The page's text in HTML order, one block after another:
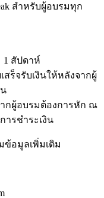
สำหรับผู้อบรมทุก
1 สัปดาห์
สร็จรับเงินให้หลังจากผู้
กผู้อบรมต้องการหัก ณ
รชำระเงิน
ข้อมูลเพิ่มเติม